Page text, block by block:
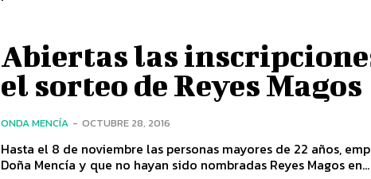
Abiertas las
el sorteo de Reyes Magos
ONDA MENCÍA - OCTUBRE 28, 2016
Hasta el 8 de noviembre las personas mayores de 22 años,
Doña Mencía y que no hayan sido nombradas Reyes Magos en...